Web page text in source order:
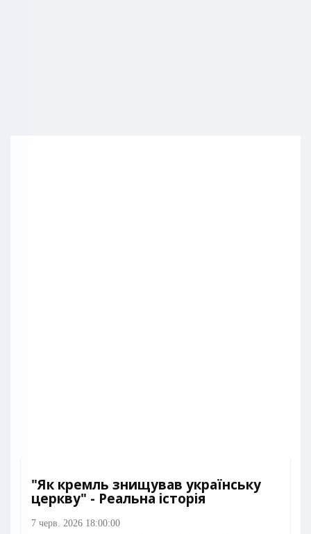
"Як кремль знищував українську
церкву" - Реальна історія
7 черв. 2026 18:00:00